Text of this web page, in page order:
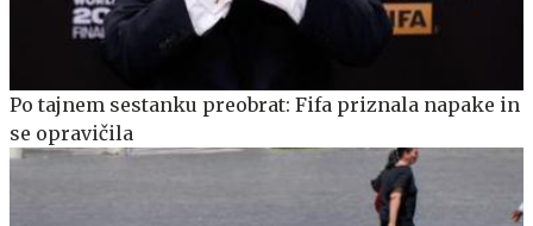
Po tajnem sestanku preobrat: Fifa priznala napake in
se opravičila